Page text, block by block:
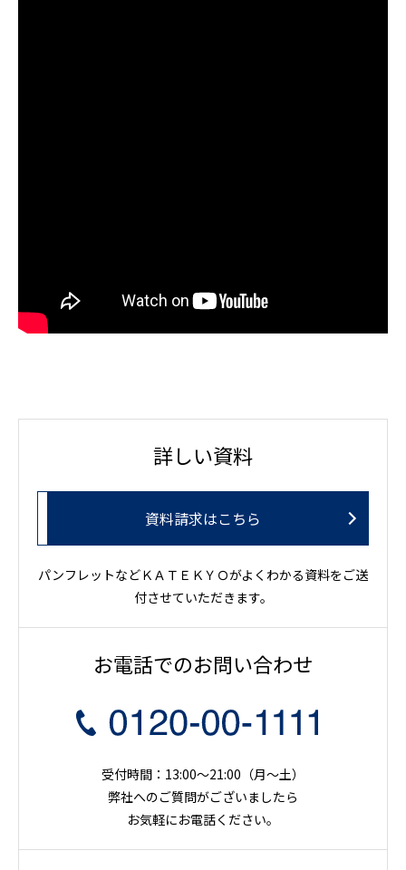
詳しい資料
資料請求はこちら
パンフレットなどＫＡＴＥＫＹＯがよくわかる資料をご送
付させていただきます。
お電話でのお問い合わせ
受付時間：13:00～21:00（月〜土）
弊社へのご質問がございましたら
お気軽にお電話ください。